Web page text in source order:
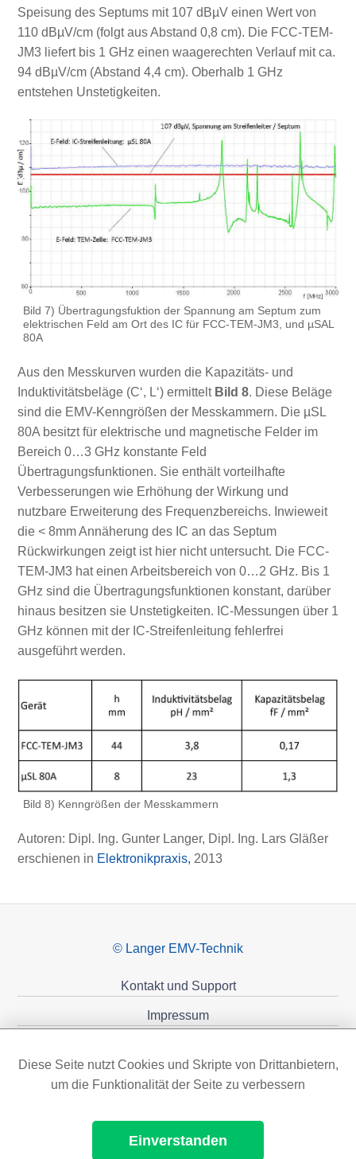
Speisung des Septums mit 107 dBµV einen Wert von
110 dBµV/cm (folgt aus Abstand 0,8 cm). Die FCC-TEM-
JM3 liefert bis 1 GHz einen waagerechten Verlauf mit ca.
94 dBµV/cm (Abstand 4,4 cm). Oberhalb 1 GHz
entstehen Unstetigkeiten.
Bild 7) Übertragungsfuktion der Spannung am Septum zum
elektrischen Feld am Ort des IC für FCC-TEM-JM3, und µSAL
80A
Aus den Messkurven wurden die Kapazitäts- und
Induktivitätsbeläge (C‘, L‘) ermittelt Bild 8. Diese Beläge
sind die EMV-Kenngrößen der Messkammern. Die µSL
80A besitzt für elektrische und magnetische Felder im
Bereich 0…3 GHz konstante Feld
Übertragungsfunktionen. Sie enthält vorteilhafte
Verbesserungen wie Erhöhung der Wirkung und
nutzbare Erweiterung des Frequenzbereichs. Inwieweit
die < 8mm Annäherung des IC an das Septum
Rückwirkungen zeigt ist hier nicht untersucht. Die FCC-
TEM-JM3 hat einen Arbeitsbereich von 0…2 GHz. Bis 1
GHz sind die Übertragungsfunktionen konstant, darüber
hinaus besitzen sie Unstetigkeiten. IC-Messungen über 1
GHz können mit der IC-Streifenleitung fehlerfrei
ausgeführt werden.
Bild 8) Kenngrößen der Messkammern
Autoren: Dipl. Ing. Gunter Langer, Dipl. Ing. Lars Gläßer
erschienen in Elektronikpraxis, 2013
© Langer EMV-Technik
Kontakt und Support
Impressum
Diese Seite nutzt Cookies und Skripte von Drittanbietern,
um die Funktionalität der Seite zu verbessern
Einverstanden